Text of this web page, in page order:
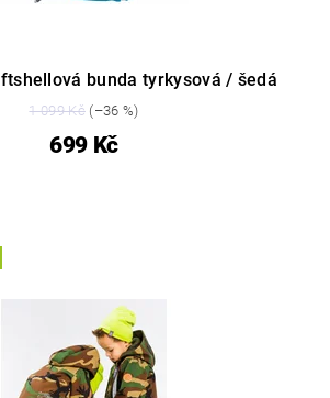
bunda tyrkysová / šedá
1 099 Kč (–36 %)
699 Kč